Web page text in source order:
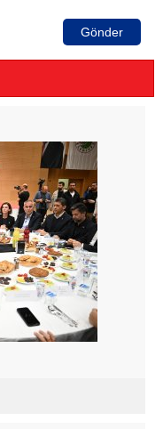
Gönder